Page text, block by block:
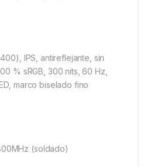
IPS, antireflejante, sin
% sRGB, 300 nits, 60 Hz,
marco biselado fino
(soldado)